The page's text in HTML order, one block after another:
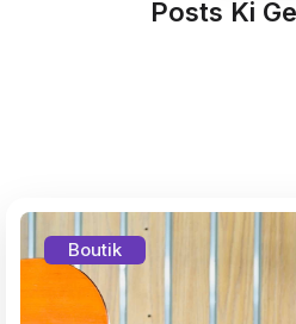
Posts Ki
Boutik